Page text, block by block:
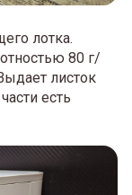
лотка.
80 г/
листок
есть